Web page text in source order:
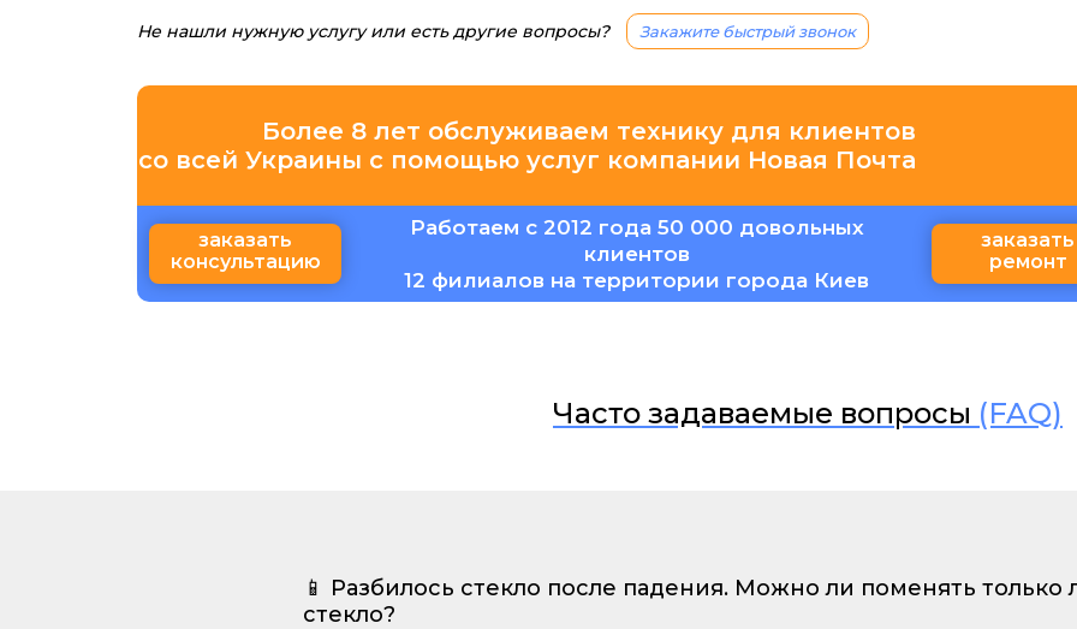
Не нашли нужную услугу или есть другие вопросы? Закажите быстрый звонок
Более 8 лет обслуживаем технику для клиентов
со всей Украины с помощью услуг компании Новая Почта
заказать
консультацию
Работаем с 2012 года 50 000 довольных
клиентов
12 филиалов на территории города Киев
заказать
ремонт
Часто задаваемые вопросы (FAQ)
📱 Разбилось стекло после падения. Можно ли поменять только
стекло?